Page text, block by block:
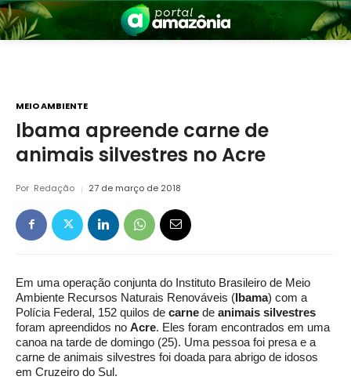
Amazônia
MEIO AMBIENTE
Ibama apreende carne de
animais silvestres no Acre
Por Redação 27 de março de 2018
Em uma operação conjunta do Instituto Brasileiro de Meio
Ambiente Recursos Naturais Renováveis (Ibama) com a
Polícia Federal, 152 quilos de carne de animais silvestres
foram apreendidos no Acre. Eles foram encontrados em uma
canoa na tarde de domingo (25). Uma pessoa foi presa e a
carne de animais silvestres foi doada para abrigo de idosos
em Cruzeiro do Sul.